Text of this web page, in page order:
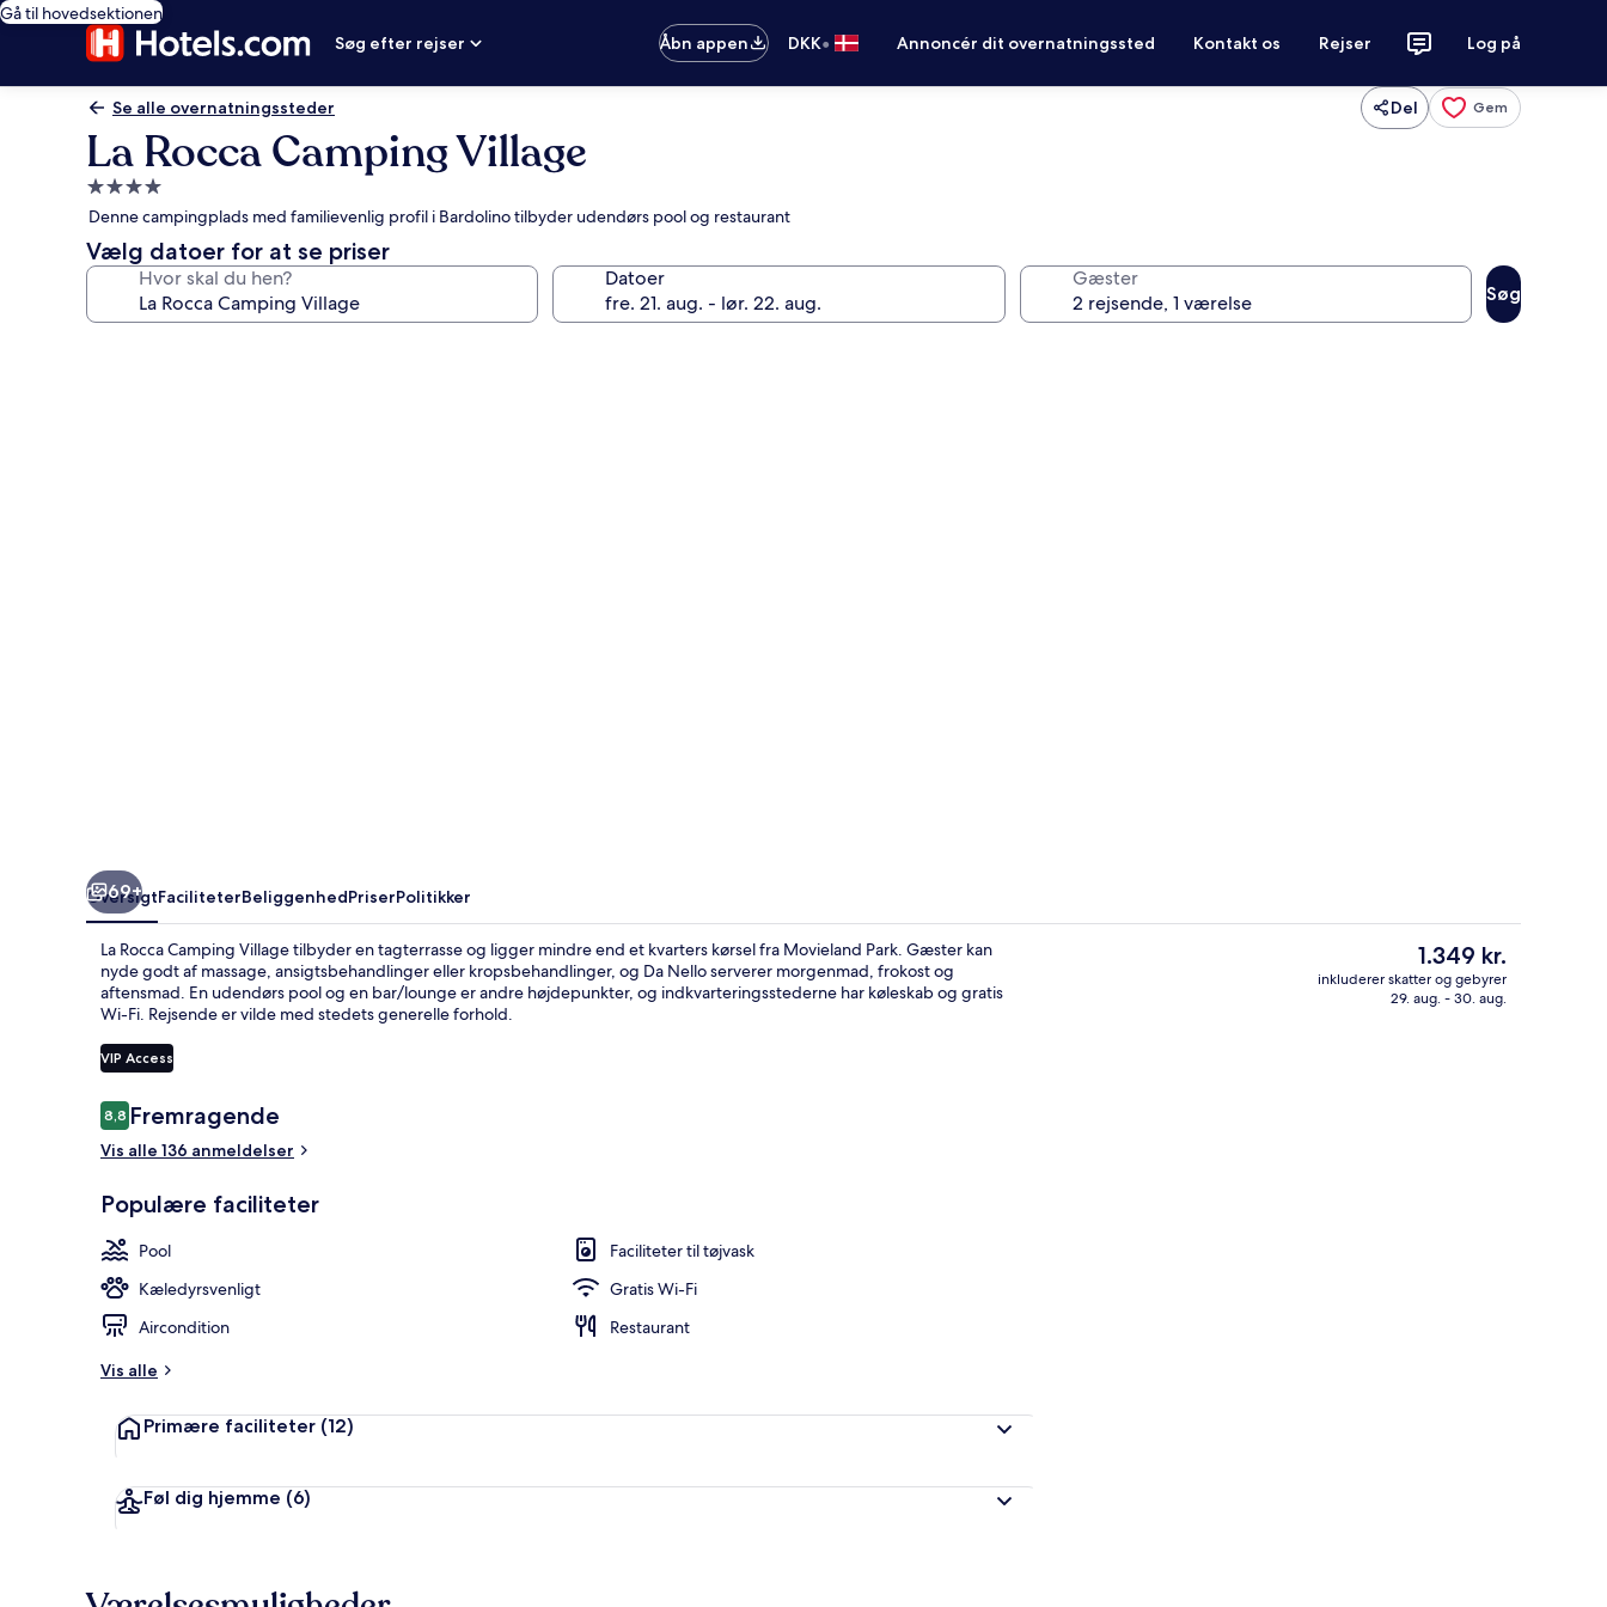
Gå til hovedsektionen
Søg efter rejser
Åbn appen DKK• Annoncér dit overnatningssted Kontakt os Rejser Log på
Se alle overnatningssteder Del Gem
La Rocca Camping Village
4.0-
stjernet
overnatningssted
Denne campingplads med familievenlig profil i Bardolino tilbyder udendørs pool og restaurant
Vælg datoer for at se priser
Hvor skal du hen? Datoer Gæster
Søg
Suite | Udendørsområde
69+
OversigtFaciliteterBeliggenhedPriserPolitikker
La Rocca Camping Village tilbyder en tagterrasse og ligger mindre end et kvarters kørsel fra Movieland Park. Gæster kan
nyde godt af massage, ansigtsbehandlinger eller kropsbehandlinger, og Da Nello serverer morgenmad, frokost og
aftensmad. En udendørs pool og en bar/lounge er andre højdepunkter, og indkvarteringsstederne har køleskab og gratis
Wi-Fi. Rejsende er vilde med stedets generelle forhold.
VIP Access
Anmeldelser
8,88,8 ud af 10.
Fremragende
Vis alle 136 anmeldelser
Populære faciliteter
Pool
Faciliteter til tøjvask
Kæledyrsvenligt
Gratis Wi-Fi
Aircondition
Restaurant
Vis alle
Primære faciliteter (12)
Føl dig hjemme (6)
Den
nuværende
pris
1.349 kr.
inkluderer skatter og gebyrer
29. aug. - 30. aug.